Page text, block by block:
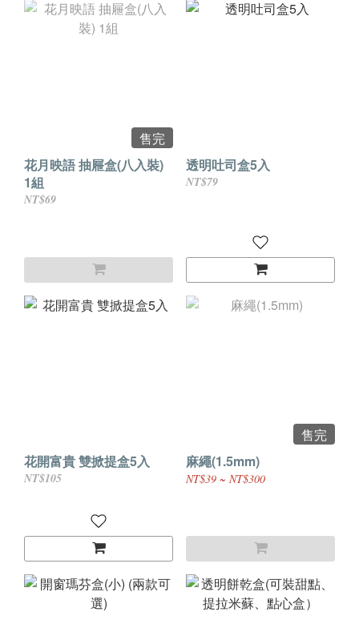
售完
花月映語 抽屜盒(八入裝)
1組
NT$69
透明吐司盒5入
NT$79
花開富貴 雙掀提盒5入
NT$105
售完
麻繩(1.5mm)
NT$39 ~ NT$300